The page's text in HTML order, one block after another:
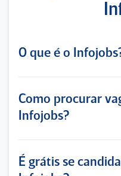
O que é o
Como procurar
Infojobs?
É grátis se